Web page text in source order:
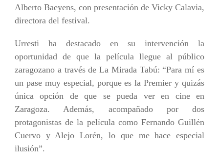
Alberto Baeyens, con presentación de Vicky Calavia,
directora del festival.
Urresti ha destacado en su intervención la
oportunidad de que la película llegue al público
zaragozano a través de La Mirada Tabú: “Para mí es
un pase muy especial, porque es la Premier y quizás
única opción de que se pueda ver en cine en
Zaragoza. Además, acompañado por dos
protagonistas de la película como Fernando Guillén
Cuervo y Alejo Lorén, lo que me hace especial
ilusión”.